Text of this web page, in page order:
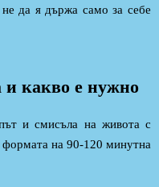
да я държа само за себе
и какво е нужно
и смисъла на живота с
формата на 90-120 минутна